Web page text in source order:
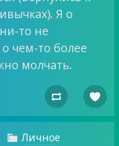
Я о
то не
чем-то более
молчать.
 
 Личное